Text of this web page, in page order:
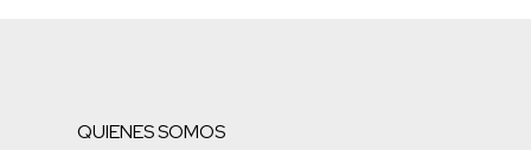
QUIENES SOMOS